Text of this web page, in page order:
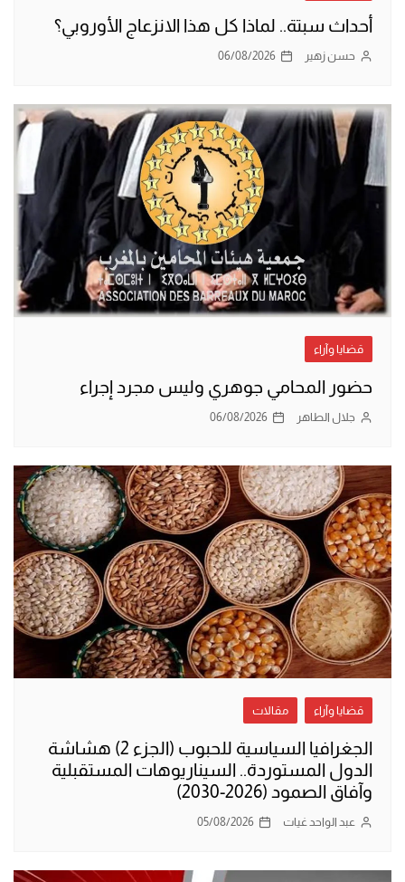
أحداث سبتة.. لماذا كل هذا الانزعاج الأوروبي؟
حسن زهير 06/08/2026
قضايا وآراء
حضور المحامي جوهري وليس مجرد إجراء
جلال الطاهر 06/08/2026
قضايا وآراء مقالات
الجغرافيا السياسية للحبوب (الجزء 2) هشاشة
الدول المستوردة.. السيناريوهات المستقبلية
وآفاق الصمود (2026-2030)
عبد الواحد غيات 05/08/2026